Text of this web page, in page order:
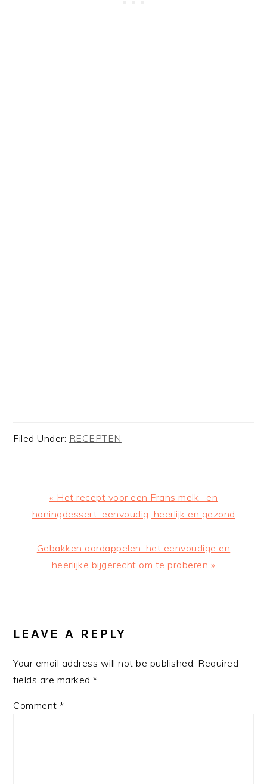
Filed Under: RECEPTEN
Previous
Post:
« Het recept voor een Frans melk- en
honingdessert: eenvoudig, heerlijk en gezond
Next
Post:
Gebakken aardappelen: het eenvoudige en
heerlijke bijgerecht om te proberen »
INTERACTIONS
LEAVE A REPLY
Your email address will not be published. Required
fields are marked*
Comment*